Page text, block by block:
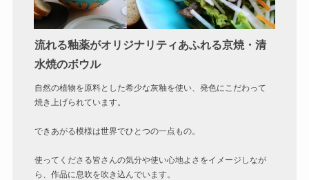
流れる釉薬がオリジナリティあふれる京焼・清
水焼のボウル
自然の植物を原料とした希少な灰釉を使い、発色にこだわって
焼き上げられています。
できあがる模様は世界でひとつの一点もの。
使ってくださる皆さんの気分や使い心地よさをイメージしなが
ら、作品に息吹を吹き込んでいます。